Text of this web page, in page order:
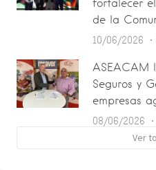
fortalecer
de la
10/06/2026
ASEACAM
Seguros y
empresas
08/06/2026
Ver